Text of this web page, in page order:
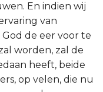
En indien wij
van
de eer voor te
worden, zal de
heeft, beide
op velen, die nu